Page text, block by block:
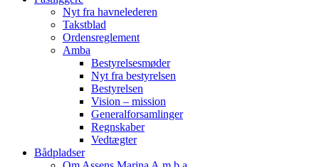
Nyt fra havnelederen
Takstblad
Ordensreglement
Amba
Bestyrelsesmøder
Nyt fra bestyrelsen
Bestyrelsen
Vision – mission
Generalforsamlinger
Regnskaber
Vedtægter
Bådpladser